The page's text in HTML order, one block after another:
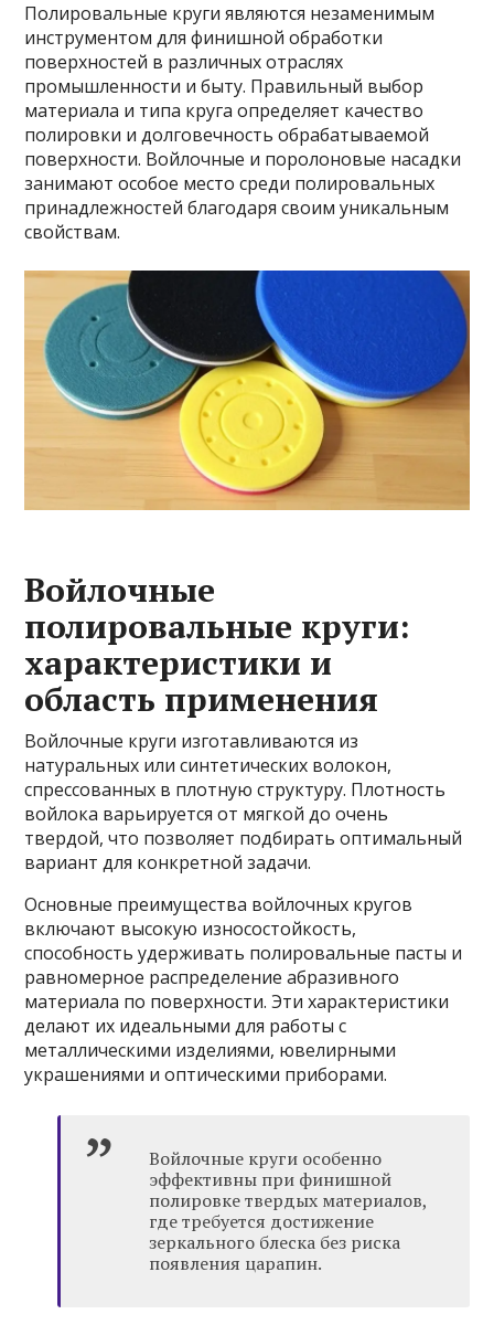
Полировальные круги являются незаменимым
инструментом для финишной обработки
поверхностей в различных отраслях
промышленности и быту. Правильный выбор
материала и типа круга определяет качество
полировки и долговечность обрабатываемой
поверхности. Войлочные и поролоновые насадки
занимают особое место среди полировальных
принадлежностей благодаря своим уникальным
свойствам.
Войлочные
полировальные круги:
характеристики и
область применения
Войлочные круги изготавливаются из
натуральных или синтетических волокон,
спрессованных в плотную структуру. Плотность
войлока варьируется от мягкой до очень
твердой, что позволяет подбирать оптимальный
вариант для конкретной задачи.
Основные преимущества войлочных кругов
включают высокую износостойкость,
способность удерживать полировальные пасты и
равномерное распределение абразивного
материала по поверхности. Эти характеристики
делают их идеальными для работы с
металлическими изделиями, ювелирными
украшениями и оптическими приборами.
Войлочные круги особенно
эффективны при финишной
полировке твердых материалов,
где требуется достижение
зеркального блеска без риска
появления царапин.